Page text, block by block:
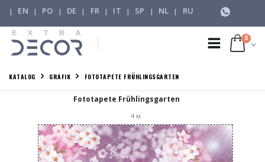
| EN | PO | DE | FR | IT | SP | NL | RU
0
KATALOG GRAFIK FOTOTAPETE FRÜHLINGSGARTEN
Fototapete Frühlingsgarten
4м